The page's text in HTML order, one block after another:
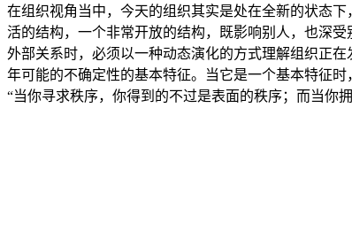
在组织视角当中，今天的组织其实是处在全新的状态
活的结构，一个非常开放的结构，既影响别人，也深
外部关系时，必须以一种动态演化的方式理解组织正
年可能的不确定性的基本特征。当它是一个基本特征
“当你寻求秩序，你得到的不过是表面的秩序；而当你